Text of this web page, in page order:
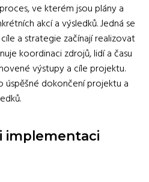
ve kterém jsou plány a
akcí a výsledků. Jedná se
a strategie začínají realizovat
koordinaci zdrojů, lidí a času
výstupy a cíle projektu.
dokončení projektu a
implementaci